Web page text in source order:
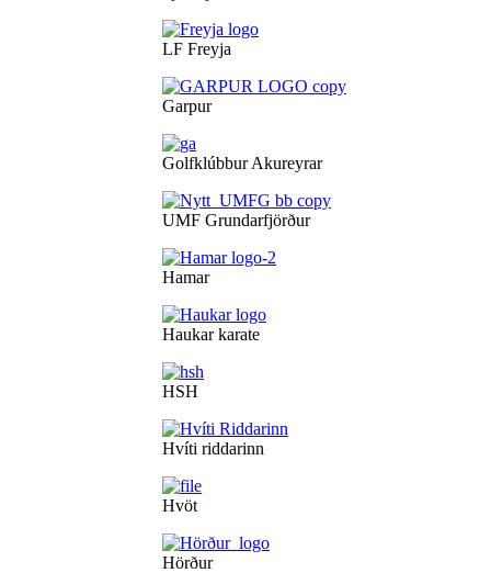
LF Freyja
Garpur
Golfklúbbur Akureyrar
UMF Grundarfjörður
Hamar
Haukar karate
HSH
Hvíti riddarinn
Hvöt
Hörður